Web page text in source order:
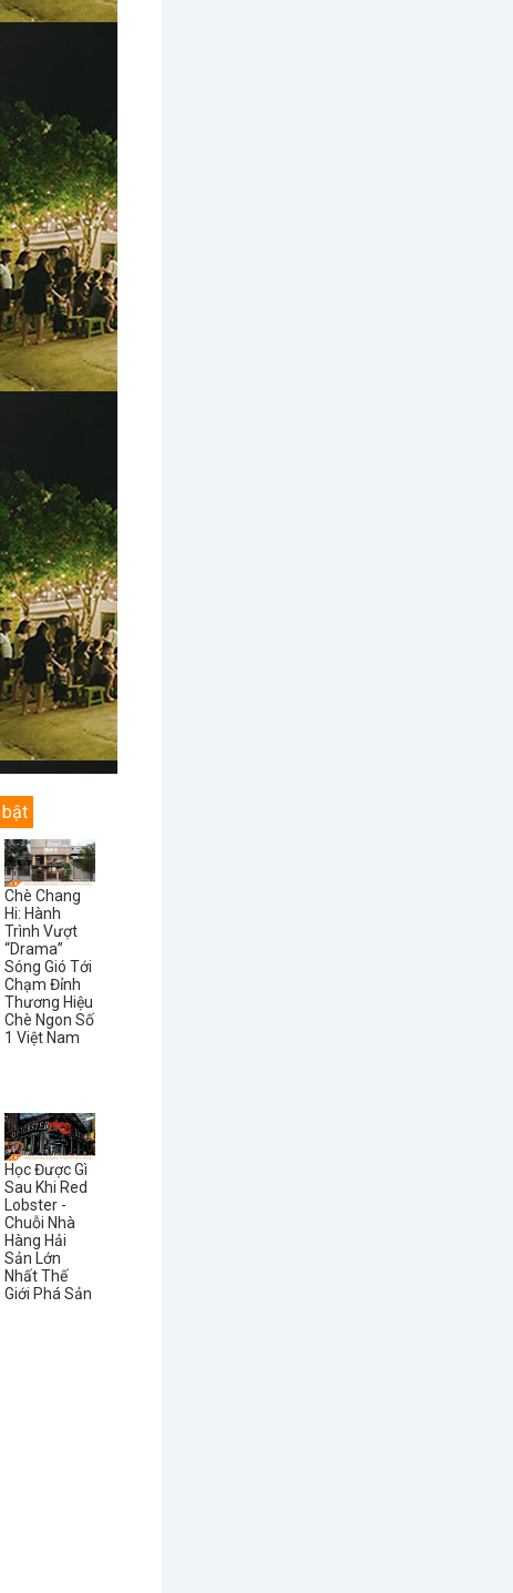
Chè Chang
Hi: Hành
Trình Vượt
“Drama”
Sóng Gió Tới
Chạm Đỉnh
Thương Hiệu
Chè Ngon Số
1 Việt Nam
Học Được Gì
Sau Khi Red
Lobster -
Chuỗi Nhà
Hàng Hải
Sản Lớn
Nhất Thế
Giới Phá Sản